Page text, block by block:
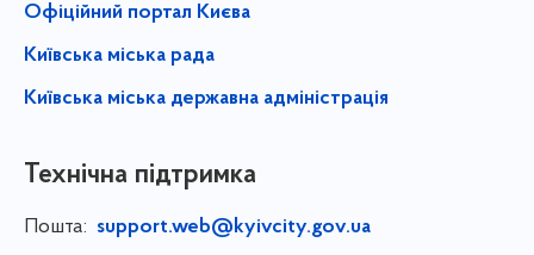
Офіційний портал Києва
Київська міська рада
Київська міська державна адміністрація
Технічна підтримка
Пошта: support.web@kyivcity.gov.ua